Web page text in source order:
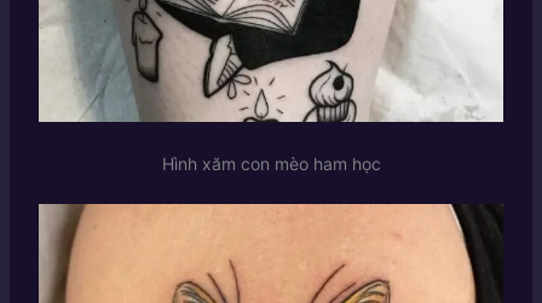
Hình xăm con mèo ham học